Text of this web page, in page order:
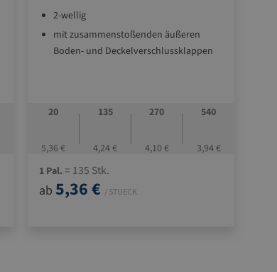
2-wellig
mit zusammenstoßenden äußeren
Boden- und Deckelverschlussklappen
20
5,36 €
135
4,24 €
270
4,10 €
540
3,94 €
1 Pal. = 135 Stk.
ab 5,36 € / STUECK